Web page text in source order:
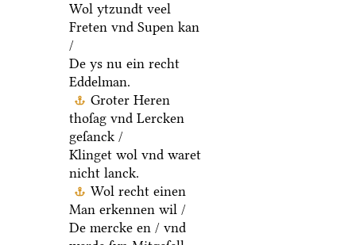
Wol ytzundt veel
Freten vnd Supen kan
/
De ys nu ein recht
Eddelman.
Groter Heren
thoſag vnd Lercken
geſanck /
Klinget wol vnd waret
nicht lanck.
Wol recht einen
Man erkennen wil /
De mercke en / vnd